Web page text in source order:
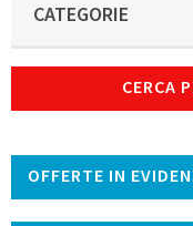
CATEGORIE
CERCA
OFFERTE IN